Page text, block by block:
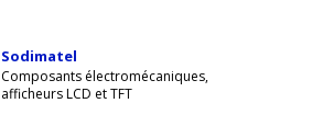
Sodimatel
Composants électromécaniques,
afficheurs LCD et TFT